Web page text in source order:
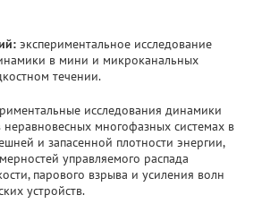
экспериментальное исследование
в мини и микроканальных
течении.
исследования динамики
многофазных системах в
и запасенной плотности энергии,
управляемого распада
парового взрыва и усиления волн
устройств.